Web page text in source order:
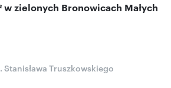
w zielonych Bronowicach Małych
Stanisława Truszkowskiego